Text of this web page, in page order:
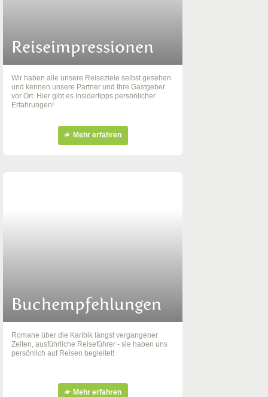
Reiseimpressionen
Wir haben alle unsere Reiseziele selbst gesehen
und kennen unsere Partner und Ihre Gastgeber
vor Ort. Hier gibt es Insidertipps persönlicher
Erfahrungen!
Mehr erfahren
Buchempfehlungen
Romane über die Karibik längst vergangener
Zeiten, ausführliche Reiseführer - sie haben uns
persönlich auf Reisen begleitet!
Mehr erfahren